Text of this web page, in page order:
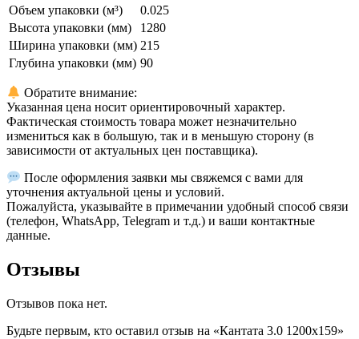
Объем упаковки (м³)
0.025
Высота упаковки (мм)
1280
Ширина упаковки (мм) 215
Глубина упаковки (мм) 90
Обратите внимание:
Указанная цена носит ориентировочный характер.
Фактическая стоимость товара может незначительно
измениться как в большую, так и в меньшую сторону (в
зависимости от актуальных цен поставщика).
После оформления заявки мы свяжемся с вами для
уточнения актуальной цены и условий.
Пожалуйста, указывайте в примечании удобный способ связи
(телефон, WhatsApp, Telegram и т.д.) и ваши контактные
данные.
Отзывы
Отзывов пока нет.
Будьте первым, кто оставил отзыв на «Кантата 3.0 1200х159»